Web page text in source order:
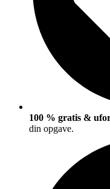
100 % gratis &
din opgave.